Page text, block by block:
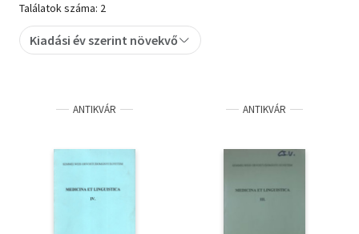
Művészet
Szakkönyv
Tankönyv, segédkönyv
Társadalomtudomány
Találatok száma: 2
Kiadási év szerint növekvő
ANTIKVÁR ANTIKVÁR